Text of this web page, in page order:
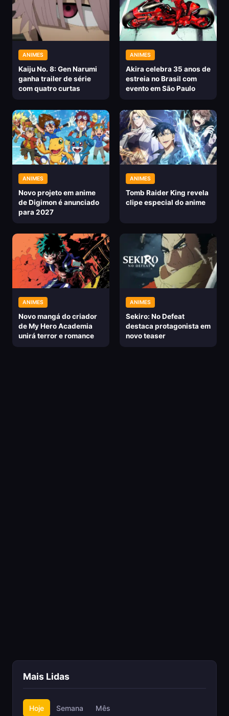
ANIMES
Kaiju No. 8: Gen Narumi
ganha trailer de série
com quatro curtas
ANIMES
Akira celebra 35 anos de
estreia no Brasil com
evento em São Paulo
ANIMES
Novo projeto em anime
de Digimon é anunciado
para 2027
ANIMES
Tomb Raider King revela
clipe especial do anime
ANIMES
Novo mangá do criador
de My Hero Academia
unirá terror e romance
ANIMES
Sekiro: No Defeat
destaca protagonista em
novo teaser
Mais Lidas
Hoje Semana Mês